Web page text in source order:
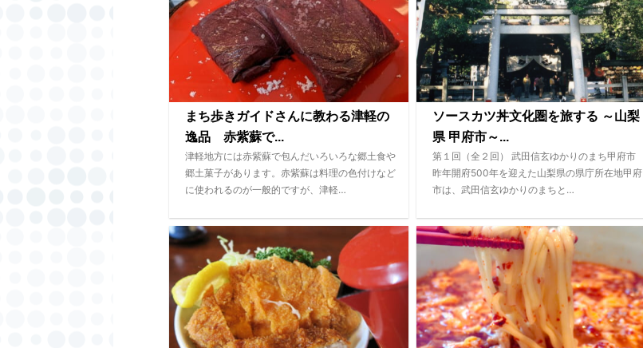
まち歩きガイドさんに教わる津軽の
逸品 赤紫蘇で...
津軽地方には赤紫蘇で包んだいろいろな郷土食や
郷土菓子があります。赤紫蘇は料理の色付けなど
に使われるのが一般的ですが、津軽…
ソースカツ丼文化圏を旅する ～山梨
県 甲府市～...
第１回（全２回） 武田信玄ゆかりのまち甲府市
昨年開府500年を迎えた山梨県の県庁所在地甲府
市は、武田信玄ゆかりのまちと…